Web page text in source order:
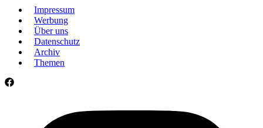
Impressum
Werbung
Über uns
Datenschutz
Archiv
Themen